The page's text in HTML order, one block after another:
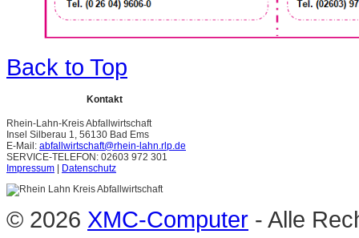
Back to Top
Kontakt
Rhein-Lahn-Kreis Abfallwirtschaft
Insel Silberau 1, 56130 Bad Ems
E-Mail: abfallwirtschaft@rhein-lahn.rlp.de
SERVICE-TELEFON: 02603 972 301
Impressum | Datenschutz
© 2026 XMC-Computer - Alle